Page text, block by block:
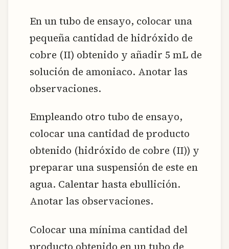
En un tubo de ensayo, colocar una
pequeña cantidad de hidróxido de
cobre (II) obtenido y añadir 5 mL de
solución de amoniaco. Anotar las
observaciones.
Empleando otro tubo de ensayo,
colocar una cantidad de producto
obtenido (hidróxido de cobre (II)) y
preparar una suspensión de este en
agua. Calentar hasta ebullición.
Anotar las observaciones.
Colocar una mínima cantidad del
producto obtenido en un tubo de